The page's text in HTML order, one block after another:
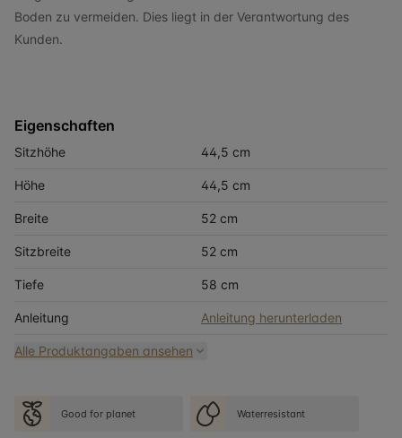
Boden zu vermeiden. Dies liegt in der Verantwortung des
Kunden.
Eigenschaften
Sitzhöhe 44,5 cm
Höhe 44,5 cm
Breite 52 cm
Sitzbreite 52 cm
Tiefe 58 cm
Anleitung Anleitung herunterladen
Alle Produktangaben ansehen
Good for planet Waterresistant